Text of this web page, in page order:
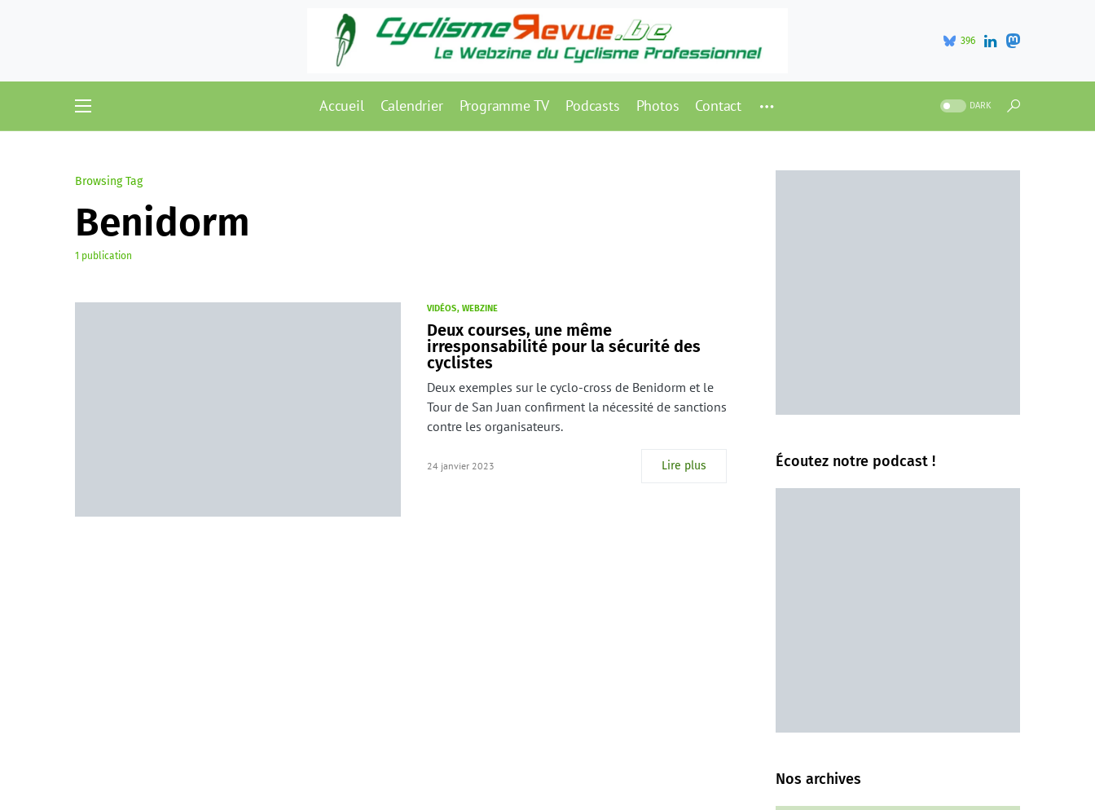
396
Accueil Calendrier Programme TV Podcasts Photos Contact DARK
Browsing Tag
Benidorm
1 publication
VIDÉOS WEBZINE
Deux courses, une même
irresponsabilité pour la sécurité des
cyclistes
Deux exemples sur le cyclo-cross de Benidorm et le
Tour de San Juan confirment la nécessité de sanctions
contre les organisateurs.
24 janvier 2023 Lire plus Écoutez notre podcast !
Nos archives